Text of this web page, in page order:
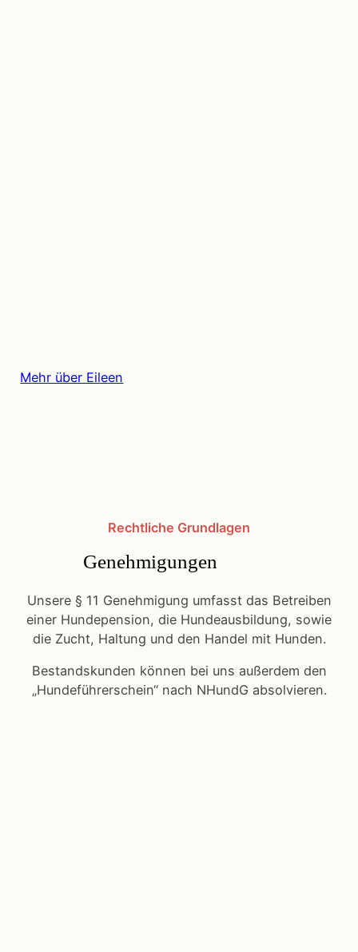
Mehr über Eileen
Rechtliche Grundlagen
Genehmigungen
Unsere § 11 Genehmigung umfasst das Betreiben
einer Hundepension, die Hundeausbildung, sowie
die Zucht, Haltung und den Handel mit Hunden.
Bestandskunden können bei uns außerdem den
„Hundeführerschein“ nach NHundG absolvieren.